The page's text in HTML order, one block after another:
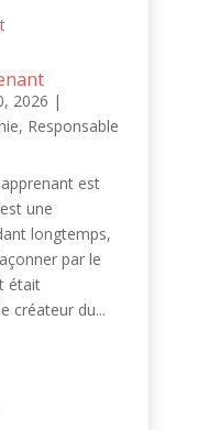
2026 |
, Responsable
apprenant est
une
longtemps,
par le
était
créateur du...